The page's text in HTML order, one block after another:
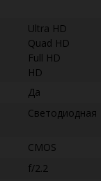
Ultra HD
Quad HD
Full HD
HD
Да
Светодиодная
CMOS
f/2.2